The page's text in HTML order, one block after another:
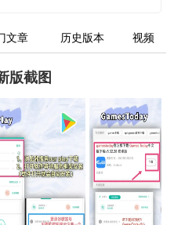
文章 历史版本 视频
版截图